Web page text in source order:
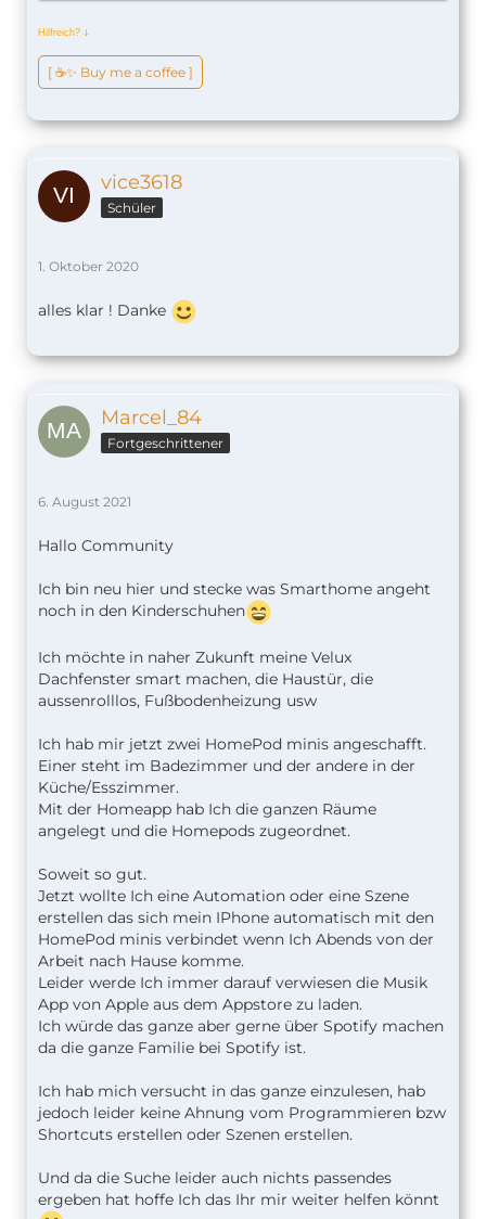
Hilfreich? ↆ
[ ☕️✨ Buy me a coffee ]
vice3618
Schüler
1. Oktober 2020
alles klar ! Danke
Marcel_84
Fortgeschrittener
6. August 2021
Hallo Community
Ich bin neu hier und stecke was Smarthome angeht
noch in den Kinderschuhen
Ich möchte in naher Zukunft meine Velux
Dachfenster smart machen, die Haustür, die
aussenrolllos, Fußbodenheizung usw
Ich hab mir jetzt zwei HomePod minis angeschafft.
Einer steht im Badezimmer und der andere in der
Küche/Esszimmer.
Mit der Homeapp hab Ich die ganzen Räume
angelegt und die Homepods zugeordnet.
Soweit so gut.
Jetzt wollte Ich eine Automation oder eine Szene
erstellen das sich mein IPhone automatisch mit den
HomePod minis verbindet wenn Ich Abends von der
Arbeit nach Hause komme.
Leider werde Ich immer darauf verwiesen die Musik
App von Apple aus dem Appstore zu laden.
Ich würde das ganze aber gerne über Spotify machen
da die ganze Familie bei Spotify ist.
Ich hab mich versucht in das ganze einzulesen, hab
jedoch leider keine Ahnung vom Programmieren bzw
Shortcuts erstellen oder Szenen erstellen.
Und da die Suche leider auch nichts passendes
ergeben hat hoffe Ich das Ihr mir weiter helfen könnt